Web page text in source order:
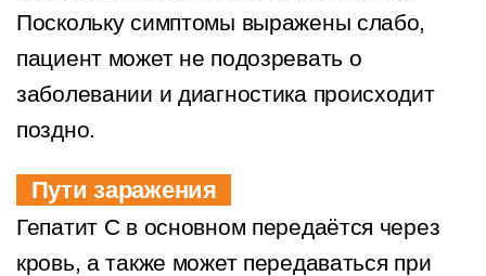
Поскольку симптомы выражены слабо,
пациент может не подозревать о
заболевании и диагностика происходит
поздно.
Пути заражения
Гепатит С в основном передаётся через
кровь, а также может передаваться при